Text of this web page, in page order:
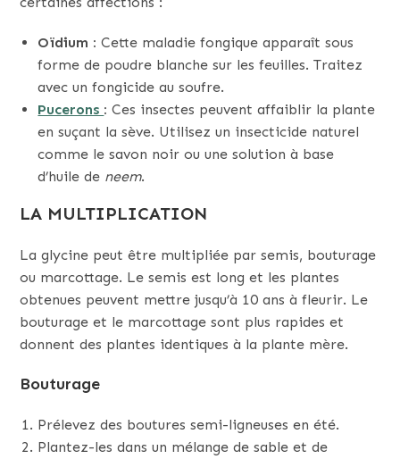
Oïdium : Cette maladie fongique apparaît sous
forme de poudre blanche sur les feuilles. Traitez
avec un fongicide au soufre.
Pucerons : Ces insectes peuvent affaiblir la plante
en suçant la sève. Utilisez un insecticide naturel
comme le savon noir ou une solution à base
d’huile de neem.
LA MULTIPLICATION
La glycine peut être multipliée par semis, bouturage
ou marcottage. Le semis est long et les plantes
obtenues peuvent mettre jusqu’à 10 ans à fleurir. Le
bouturage et le marcottage sont plus rapides et
donnent des plantes identiques à la plante mère.
Bouturage
Prélevez des boutures semi-ligneuses en été.
Plantez-les dans un mélange de sable et de